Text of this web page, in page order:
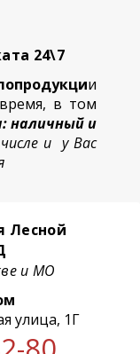
24\7
и
в том
наличный и
и у Вас
Лесной
и МО
улица, 1Г